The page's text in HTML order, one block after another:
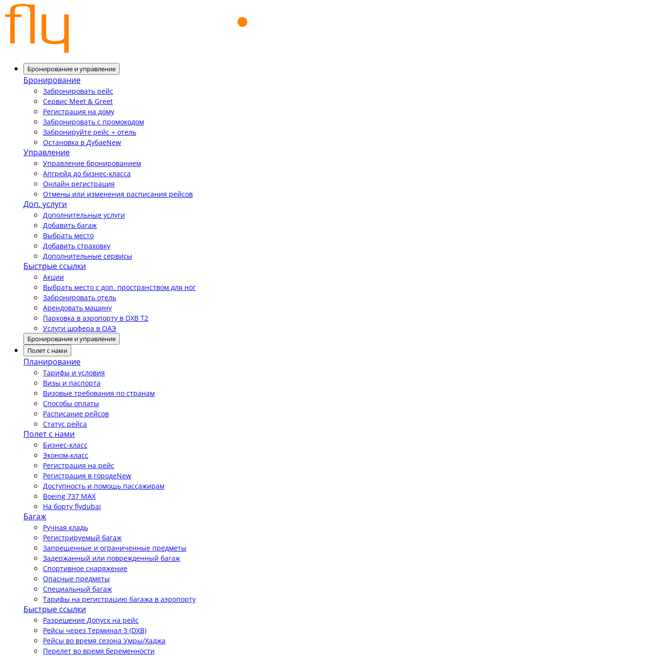
Бронирование и управление
Бронирование
Забронировать рейс
Сервис Meet & Greet
Регистрация на дому
Забронировать с промокодом
Забронируйте рейс + отель
Остановка в ДубаеNew
Управление
Управление бронированием
Апгрейд до бизнес-класса
Онлайн регистрация
Отмены или изменения расписания рейсов
Доп. услуги
Дополнительные услуги
Добавить багаж
Выбрать место
Добавить страховку
Дополнительные сервисы
Быстрые ссылки
Акции
Выбрать место с доп. пространством для ног
Забронировать отель
Арендовать машину
Парковка в аэропорту в DXB T2
Услуги шофера в ОАЭ
Бронирование и управление
Полет с нами
Планирование
Тарифы и условия
Визы и паспорта
Визовые требования по странам
Способы оплаты
Расписание рейсов
Статус рейса
Полет с нами
Бизнес-класс
Эконом-класс
Регистрация на рейс
Регистрация в городеNew
Доступность и помощь пассажирам
Boeing 737 MAX
На борту flydubai
Багаж
Ручная кладь
Регистрируемый багаж
Запрещенные и ограниченные предметы
Задержанный или поврежденный багаж
Спортивное снаряжение
Опасные предметы
Специальный багаж
Тарифы на регистрацию багажа в аэропорту
Быстрые ссылки
Разрешение Допуск на рейс
Рейсы через Терминал 3 (DXB)
Рейсы во время сезона Умры/Хаджа
Перелет во время беременности